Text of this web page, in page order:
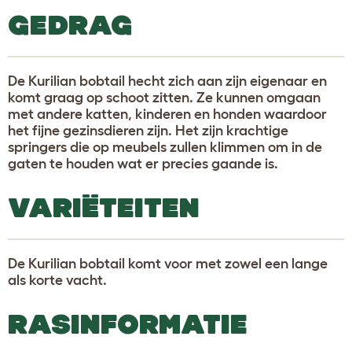
GEDRAG
De Kurilian bobtail hecht zich aan zijn eigenaar en
komt graag op schoot zitten. Ze kunnen omgaan
met andere katten, kinderen en honden waardoor
het fijne gezinsdieren zijn. Het zijn krachtige
springers die op meubels zullen klimmen om in de
gaten te houden wat er precies gaande is.
VARIËTEITEN
De Kurilian bobtail komt voor met zowel een lange
als korte vacht.
RASINFORMATIE